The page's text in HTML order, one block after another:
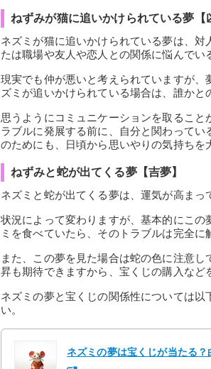
ねずみが猫に追いかけられている夢【
ネズミが猫に追いかけられている夢は、
たは職場や友人や恋人との関係に悩んでい
現実でも仲が悪いと考えられていますが
ズミが追いかけられている場合は、誰かと
思うようにコミュニケーションを取るこ
ラブルに発展する前に、自分と関わって
のためにも、日頃から思いやりの気持ちを
ねずみと蛇が出てくる夢【吉夢】
ネズミと蛇が出てくる夢は、運気が高まっ
状況によって変わりますが、基本的にこ
ミを食べていたら、そのトラブルは完全に
また、この夢を見た場合は蛇の色に注意
昇も期待できますから、宝くじの購入など
ネズミの夢と宝くじの関係性については
い。
ネズミの夢は宝くじが当たる